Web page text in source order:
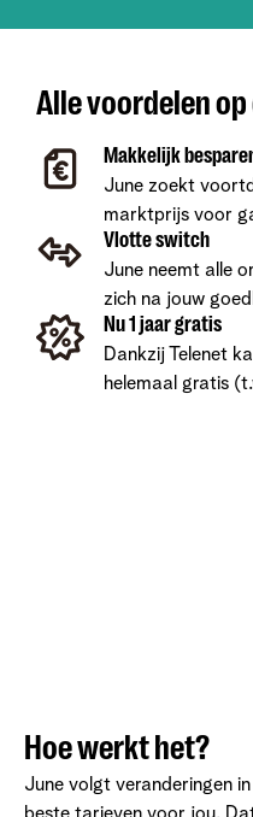
Alle voordelen
Makkelijk
June zoekt
marktprijs voor
Vlotte switch
June neemt alle
zich na jouw
Nu 1 jaar gratis
Dankzij Telenet
helemaal gratis
Hoe werkt het?
June volgt veranderingen
beste tarieven voor jou.